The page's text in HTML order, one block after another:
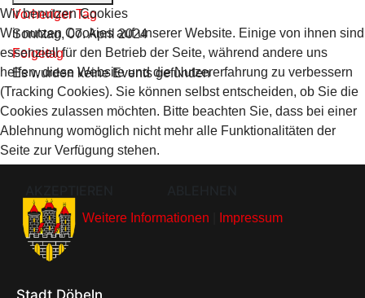
Vorheriger Tag
Sonntag, 07. April 2024
Folgetag
Es wurden keine Events gefunden
Stadt Döbeln
Wir benutzen Cookies
Wir nutzen Cookies auf unserer Website. Einige von ihnen sind
essenziell für den Betrieb der Seite, während andere uns
helfen, diese Website und die Nutzererfahrung zu verbessern
(Tracking Cookies). Sie können selbst entscheiden, ob Sie die
Cookies zulassen möchten. Bitte beachten Sie, dass bei einer
Ablehnung womöglich nicht mehr alle Funktionalitäten der
Seite zur Verfügung stehen.
Weitere Informationen Impressum